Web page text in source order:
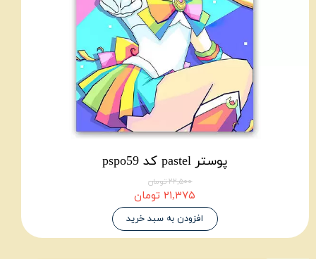
پوستر pastel کد pspo59
۲۲,۵۰۰ تومان
۲۱,۳۷۵ تومان
افزودن به سبد خرید